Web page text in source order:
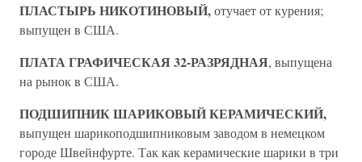
ПЛАСТЫРЬ НИКОТИНОВЫЙ,отучает от курения;
выпущен в США.
ПЛАТА ГРАФИЧЕСКАЯ 32-РАЗРЯДНАЯ, выпущена
на рынок в США.
ПОДШИПНИК ШАРИКОВЫЙ КЕРАМИЧЕСКИЙ,
выпущен шарикоподшипниковым заводом в немецком
городе Швейнфурте. Так как керамические шарики в три